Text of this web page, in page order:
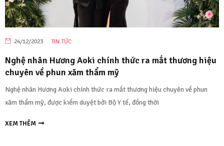
24/12/2023 TIN TỨC
Nghệ nhân Hương Aoki chính thức ra mắt thương hiệu
chuyên về phun xăm thẩm mỹ
Nghệ nhân Hương Aoki chính thức ra mắt thương hiệu chuyên về phun
xăm thẩm mỹ, được kiểm duyệt bởi Bộ Y tế, đồng thời
XEM THÊM